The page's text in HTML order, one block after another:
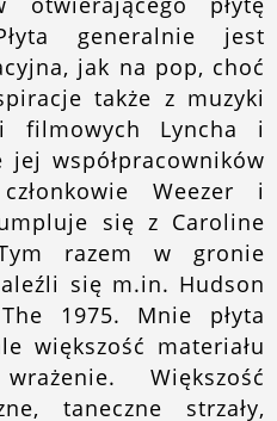
generalnie jest
jak na pop, choć
także z muzyki
filmowych Lyncha i
współpracowników
Weezer i
się z Caroline
razem w gronie
się m.in. Hudson
1975. Mnie płyta
większość materiału
Większość
taneczne strzały,